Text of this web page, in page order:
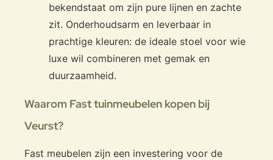
bekendstaat om zijn pure lijnen en zachte
zit. Onderhoudsarm en leverbaar in
prachtige kleuren: de ideale stoel voor wie
luxe wil combineren met gemak en
duurzaamheid.
Waarom Fast tuinmeubelen kopen bij
Veurst?
Fast meubelen zijn een investering voor de